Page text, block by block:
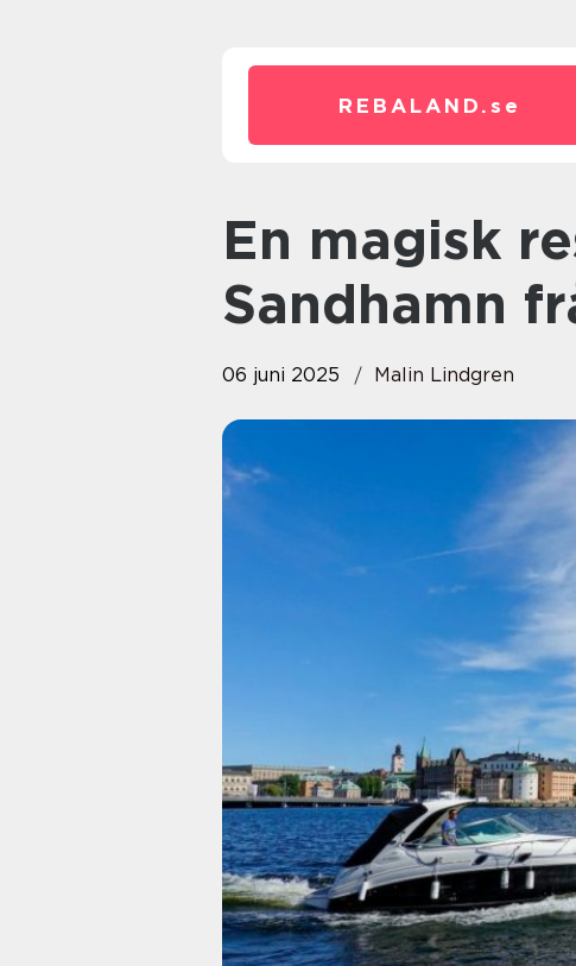
REBALAND. se
En magisk resa med båt till
Sandhamn
06 juni 2025 Malin Lindgren